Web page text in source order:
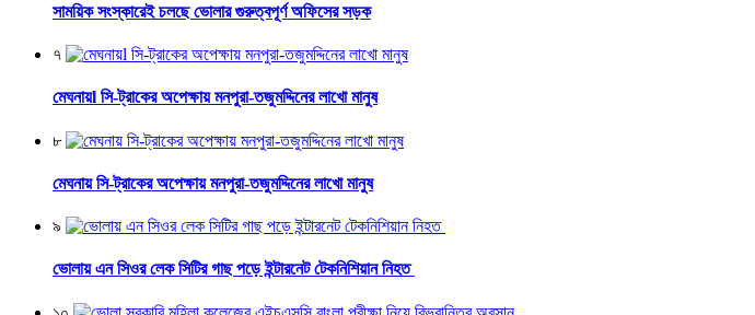
সাময়িক সংস্কারেই চলছে ভোলার গুরুত্বপূর্ণ অফিসের সড়ক
৭
মেঘনায়l সি-ট্রাকের অপেক্ষায় মনপুরা-তজুমদ্দিনের লাখো মানুষ
৮
মেঘনায় সি-ট্রাকের অপেক্ষায় মনপুরা-তজুমদ্দিনের লাখো মানুষ
৯
ভোলায় এন সিওর লেক সিটির গাছ পড়ে ইন্টারনেট টেকনিশিয়ান নিহত